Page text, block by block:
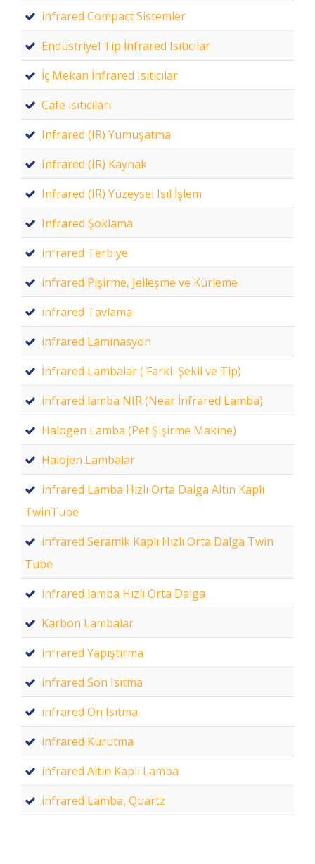
infrared Compact Sistemler
Endüstriyel Tip İnfrared Isıtıcılar
İç Mekan İnfrared Isıtıcılar
Cafe ısıtıcıları
Infrared (IR) Yumuşatma
Infrared (IR) Kaynak
Infrared (IR) Yüzeysel Isıl İşlem
Infrared Şoklama
infrared Terbiye
infrared Pişirme, Jelleşme ve Kürleme
infrared Tavlama
infrared Laminasyon
İnfrared Lambalar ( Farklı Şekil ve Tip)
infrared lamba NIR (Near İnfrared Lamba)
Halogen Lamba (Pet Şişirme Makine)
Halojen Lambalar
infrared Lamba Hızlı Orta Dalga Altın Kaplı
TwinTube
infrared Seramik Kaplı Hızlı Orta Dalga Twin
Tube
infrared lamba Hızlı Orta Dalga
Karbon Lambalar
infrared Yapıştırma
infrared Son Isıtma
infrared Ön Isıtma
infrared Kurutma
infrared Altın Kaplı Lamba
infrared Lamba, Quartz